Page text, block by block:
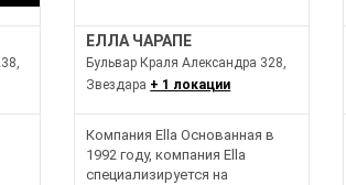
ЕЛЛА ЧАРАПЕ
Бульвар Краля Александра 328,
Звездара + 1 локации
Компания Ella Основанная в
1992 году, компания Ella
специализируется на